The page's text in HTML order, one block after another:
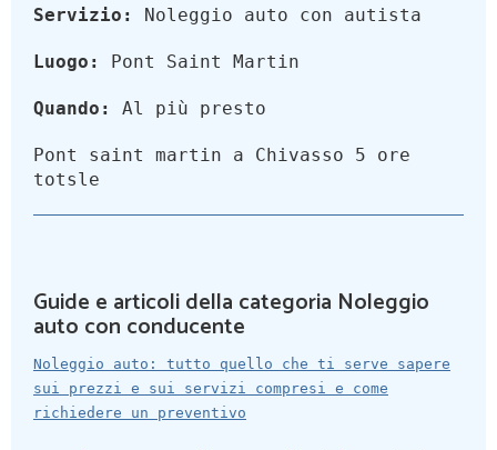
Servizio: Noleggio auto con autista
Luogo: Pont Saint Martin
Quando: Al più presto
Pont saint martin a Chivasso 5 ore
totsle
Guide e articoli della categoria Noleggio
auto con conducente
Noleggio auto: tutto quello che ti serve sapere
sui prezzi e sui servizi compresi e come
richiedere un preventivo